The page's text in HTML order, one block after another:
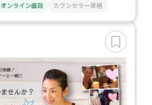
オンライン面談 カウンセラー資格